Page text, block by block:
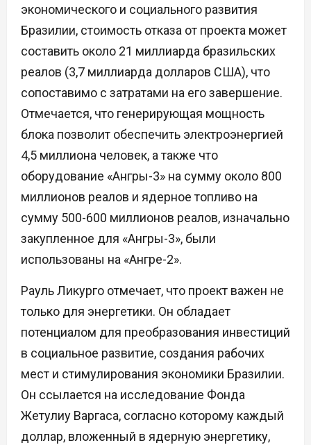
экономического и социального развития
Бразилии, стоимость отказа от проекта может
составить около 21 миллиарда бразильских
реалов (3,7 миллиарда долларов США), что
сопоставимо с затратами на его завершение.
Отмечается, что генерирующая мощность
блока позволит обеспечить электроэнергией
4,5 миллиона человек, а также что
оборудование «Ангры-3» на сумму около 800
миллионов реалов и ядерное топливо на
сумму 500-600 миллионов реалов, изначально
закупленное для «Ангры-3», были
использованы на «Ангре-2».
Рауль Ликурго отмечает, что проект важен не
только для энергетики. Он обладает
потенциалом для преобразования инвестиций
в социальное развитие, создания рабочих
мест и стимулирования экономики Бразилии.
Он ссылается на исследование Фонда
Жетулиу Варгаса, согласно которому каждый
доллар, вложенный в ядерную энергетику,